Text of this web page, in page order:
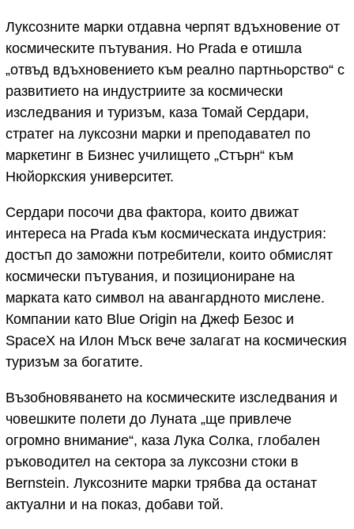
Луксозните марки отдавна черпят вдъхновение от
космическите пътувания. Но Prada е отишла
„отвъд вдъхновението към реално партньорство“ с
развитието на индустриите за космически
изследвания и туризъм, каза Томай Сердари,
стратег на луксозни марки и преподавател по
маркетинг в Бизнес училището „Стърн“ към
Нюйоркския университет.
Сердари посочи два фактора, които движат
интереса на Prada към космическата индустрия:
достъп до заможни потребители, които обмислят
космически пътувания, и позициониране на
марката като символ на авангардното мислене.
Компании като Blue Origin на Джеф Безос и
SpaceX на Илон Мъск вече залагат на космическия
туризъм за богатите.
Възобновяването на космическите изследвания и
човешките полети до Луната „ще привлече
огромно внимание“, каза Лука Солка, глобален
ръководител на сектора за луксозни стоки в
Bernstein. Луксозните марки трябва да останат
актуални и на показ, добави той.